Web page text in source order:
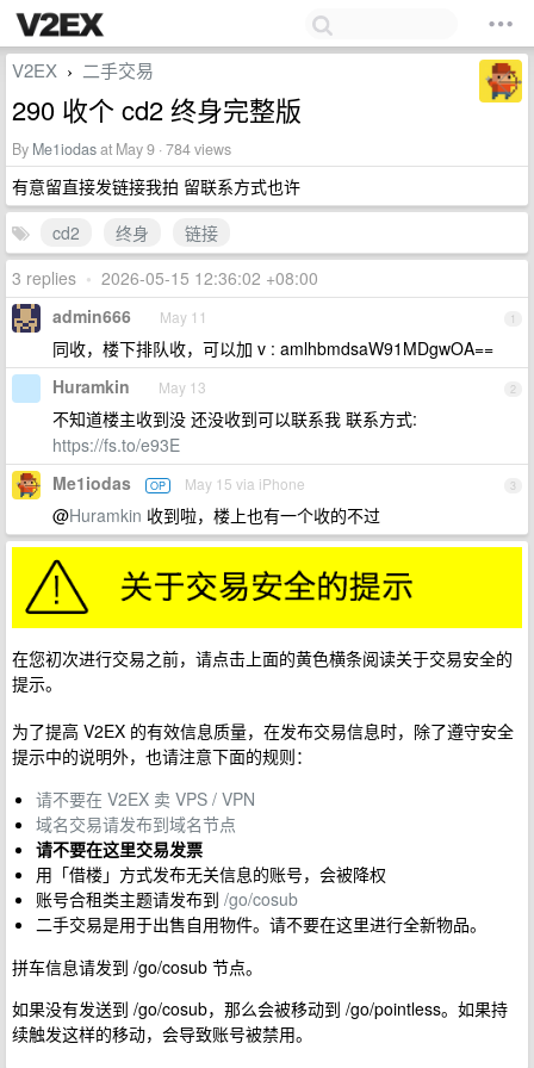
V2EX › 二手交易
290 收个 cd2 终身完整版
By Me1iodasat May 9 · 784 views
有意留直接发链接我拍 留联系方式也许
cd2
终身
链接
3 replies • 2026-05-15 12:36:02 +08:00
1
admin666 May 11
同收，楼下排队收，可以加 v : amlhbmdsaW91MDgwOA==
2
Huramkin May 13
不知道楼主收到没 还没收到可以联系我 联系方式:
https://fs.to/e93E
3
Me1iodas OP May 15 via iPhone
@Huramkin 收到啦，楼上也有一个收的不过
在您初次进行交易之前，请点击上面的黄色横条阅读关于交易安全的
提示。
为了提高 V2EX 的有效信息质量，在发布交易信息时，除了遵守安全
提示中的说明外，也请注意下面的规则：
请不要在 V2EX 卖 VPS / VPN
域名交易请发布到域名节点
请不要在这里交易发票
用「借楼」方式发布无关信息的账号，会被降权
账号合租类主题请发布到 /go/cosub
二手交易是用于出售自用物件。请不要在这里进行全新物品。
拼车信息请发到 /go/cosub 节点。
如果没有发送到 /go/cosub，那么会被移动到 /go/pointless。如果持
续触发这样的移动，会导致账号被禁用。